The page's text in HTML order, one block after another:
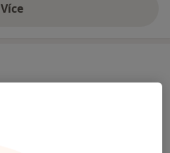
Víceo zkušenostech